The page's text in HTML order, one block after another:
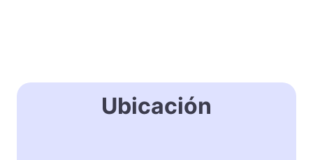
Ubicación